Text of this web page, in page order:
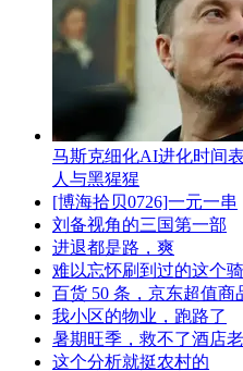
马斯克细化AI进化时间
人与黑猩猩
[博海拾贝0726]一元一串
刘备视角的三国第一部
进退都是路，爽
难以忘怀刷到过的这个
百货 50 条，京东超值商
我小区的物业，跑路了
暑期旺季，救不了酒店
这个分析就挺农村的